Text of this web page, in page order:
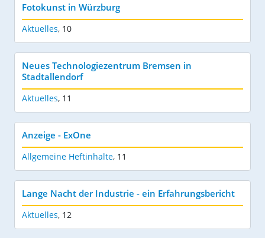
Fotokunst in Würzburg
Aktuelles, 10
Neues Technologiezentrum Bremsen in
Stadtallendorf
Aktuelles, 11
Anzeige - ExOne
Allgemeine Heftinhalte, 11
Lange Nacht der Industrie - ein Erfahrungsbericht
Aktuelles, 12